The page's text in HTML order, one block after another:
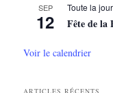
SEP
12
Toute la
Fête de la
Voir le calendrier
ARTICLES RÉCENTS